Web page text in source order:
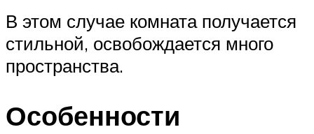
В этом случае комната получается
стильной, освобождается много
пространства.
Особенности